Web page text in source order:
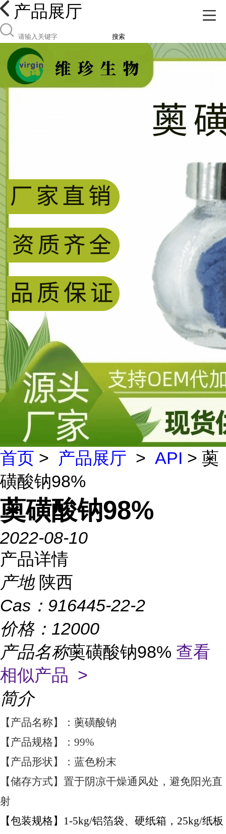
产品展厅
搜索
首页 > 产品展厅 > API > 薁
磺酸钠98%
薁磺酸钠98%
2022-08-10
产品详情
产地 陕西
Cas： 916445-22-2
价格： 12000
产品名称薁磺酸钠98% 查看
相似产品 >
简介
【产品名称】：薁磺酸钠
【产品规格】：99%
【产品形状】：蓝色粉末
【储存方式】置于阴凉干燥通风处，避免阳光直
射
【包装规格】1-5kg/铝箔袋、硬纸箱，25kg/纸板